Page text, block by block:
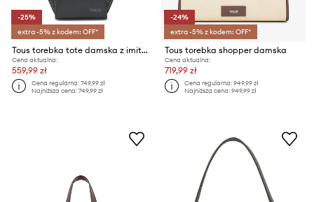
-25%
extra -5% z kodem: OFF*
Tous torebka tote damska z imitacji skóry
Cena aktualna:
559,99 zł
Cena regularna:749,99 zł
Najniższa cena:749,99 zł
-24%
extra -5% z kodem: OFF*
Tous torebka shopper damska
Cena aktualna:
719,99 zł
Cena regularna:949,99 zł
Najniższa cena:949,99 zł